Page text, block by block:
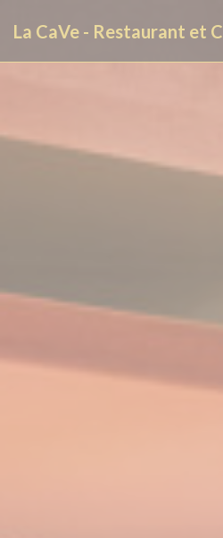
La CaVe - Restaurant et